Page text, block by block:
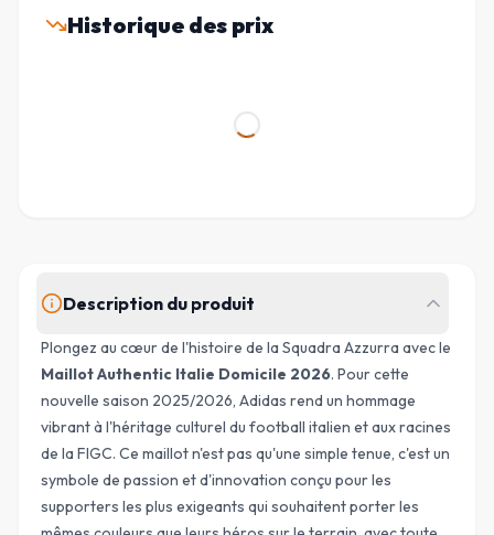
Historique des prix
Description du produit
Plongez au cœur de l'histoire de la Squadra Azzurra avec le
Maillot Authentic Italie Domicile 2026. Pour cette
nouvelle saison 2025/2026, Adidas rend un hommage
vibrant à l'héritage culturel du football italien et aux racines
de la FIGC. Ce maillot n'est pas qu'une simple tenue, c'est un
symbole de passion et d'innovation conçu pour les
supporters les plus exigeants qui souhaitent porter les